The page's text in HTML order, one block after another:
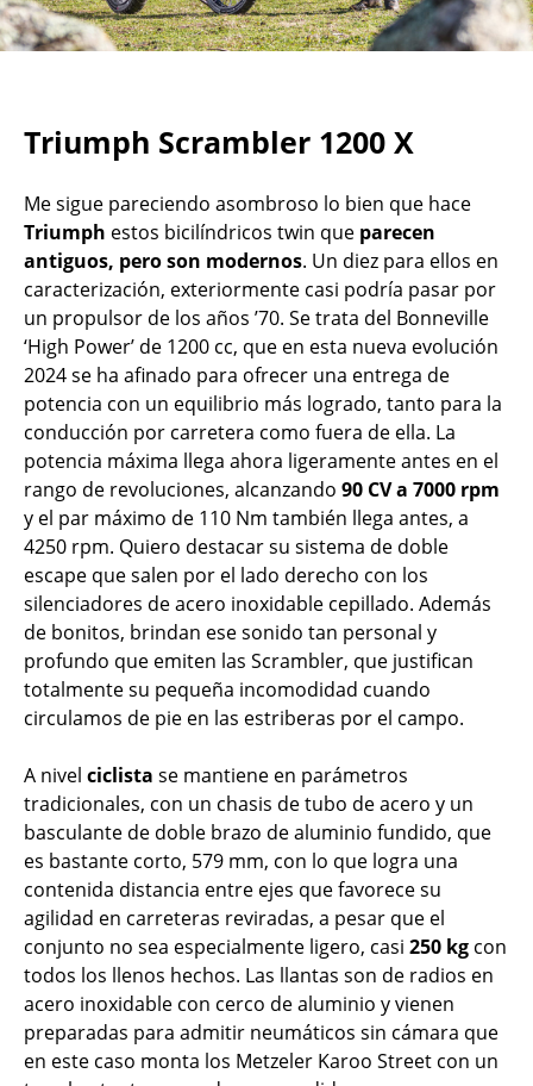
Triumph Scrambler 1200 X
Me sigue pareciendo asombroso lo bien que hace
Triumph estos bicilíndricos twin que parecen
antiguos, pero son modernos. Un diez para ellos en
caracterización, exteriormente casi podría pasar por
un propulsor de los años ’70. Se trata del Bonneville
‘High Power’ de 1200 cc, que en esta nueva evolución
2024 se ha afinado para ofrecer una entrega de
potencia con un equilibrio más logrado, tanto para la
conducción por carretera como fuera de ella. La
potencia máxima llega ahora ligeramente antes en el
rango de revoluciones, alcanzando 90 CV a 7000 rpm
y el par máximo de 110 Nm también llega antes, a
4250 rpm. Quiero destacar su sistema de doble
escape que salen por el lado derecho con los
silenciadores de acero inoxidable cepillado. Además
de bonitos, brindan ese sonido tan personal y
profundo que emiten las Scrambler, que justifican
totalmente su pequeña incomodidad cuando
circulamos de pie en las estriberas por el campo.
A nivel ciclista se mantiene en parámetros
tradicionales, con un chasis de tubo de acero y un
basculante de doble brazo de aluminio fundido, que
es bastante corto, 579 mm, con lo que logra una
contenida distancia entre ejes que favorece su
agilidad en carreteras reviradas, a pesar que el
conjunto no sea especialmente ligero, casi 250 kg con
todos los llenos hechos. Las llantas son de radios en
acero inoxidable con cerco de aluminio y vienen
preparadas para admitir neumáticos sin cámara que
en este caso monta los Metzeler Karoo Street con un